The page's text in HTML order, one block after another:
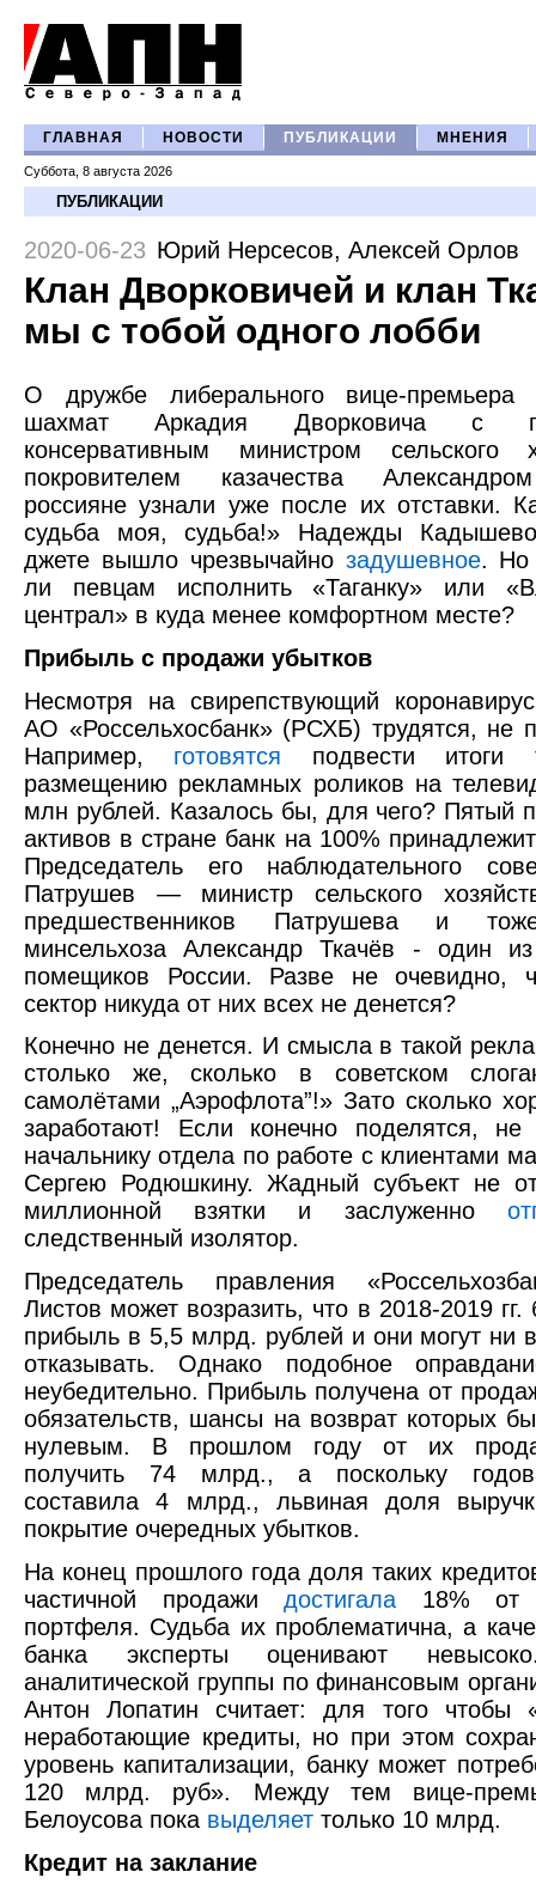
ГЛАВНАЯ НОВОСТИ ПУБЛИКАЦИИ МНЕНИЯ
Суббота, 8 августа 2026
ПУБЛИКАЦИИ
2020-06-23 Юрий Нерсесов, Алексей Орлов
Клан Дворковичей и клан
мы с тобой одного лобби
О дружбе либерального вице-
шахмат Аркадия Дворковича с
консервативным министром сельского
покровителем казачества
россияне узнали уже после их отставки.
судьба моя, судьба!» Надежды
джете вышло чрезвычайно задушевное. Но
ли певцам исполнить «Таганку» или
централ» в куда менее комфортном месте?
Прибыль с продажи убытков
Несмотря на свирепствующий
АО «Россельхосбанк» (РСХБ) трудятся, не
Например, готовятся подвести итоги
размещению рекламных роликов на
млн рублей. Казалось бы, для чего? Пятый
активов в стране банк на 100% принадлежит
Председатель его наблюдательного
Патрушев — министр сельского
предшественников Патрушева и
минсельхоза Александр Ткачёв - один
помещиков России. Разве не очевидно,
сектор никуда от них всех не денется?
Конечно не денется. И смысла в такой
столько же, сколько в советском
самолётами „Аэрофлота”!» Зато сколько
заработают! Если конечно поделятся, не
начальнику отдела по работе с клиентами
Сергею Родюшкину. Жадный субъект не
миллионной взятки и заслуженно
следственный изолятор.
Председатель правления
Листов может возразить, что в 2018-2019
прибыль в 5,5 млрд. рублей и они могут ни
отказывать. Однако подобное
неубедительно. Прибыль получена от
обязательств, шансы на возврат которых
нулевым. В прошлом году от их
получить 74 млрд., а поскольку
составила 4 млрд., львиная доля
покрытие очередных убытков.
На конец прошлого года доля таких
частичной продажидостигала 18% от
портфеля. Судьба их проблематична, а
банка эксперты оценивают
аналитической группы по финансовым
Антон Лопатин считает: для того чтобы
неработающие кредиты, но при этом
уровень капитализации, банку может
120 млрд. руб». Между тем вице-
Белоусова пока выделяет только 10 млрд.
Кредит на заклание